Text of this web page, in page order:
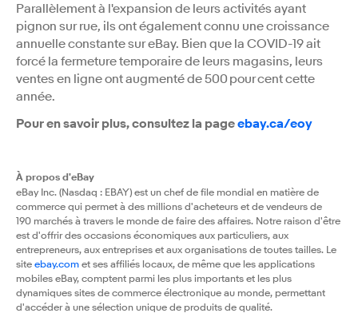
Parallèlement à l'expansion de leurs activités ayant
pignon sur rue, ils ont également connu une croissance
annuelle constante sur eBay. Bien que la COVID-19 ait
forcé la fermeture temporaire de leurs magasins, leurs
ventes en ligne ont augmenté de 500 pour cent cette
année.
Pour en savoir plus, consultez la pageebay.ca/eoy
À propos d'eBay
eBay Inc. (Nasdaq : EBAY) est un chef de file mondial en matière de
commerce qui permet à des millions d'acheteurs et de vendeurs de
190 marchés à travers le monde de faire des affaires. Notre raison d'être
est d'offrir des occasions économiques aux particuliers, aux
entrepreneurs, aux entreprises et aux organisations de toutes tailles. Le
siteebay.comet ses affiliés locaux, de même que les applications
mobiles eBay, comptent parmi les plus importants et les plus
dynamiques sites de commerce électronique au monde, permettant
d'accéder à une sélection unique de produits de qualité.